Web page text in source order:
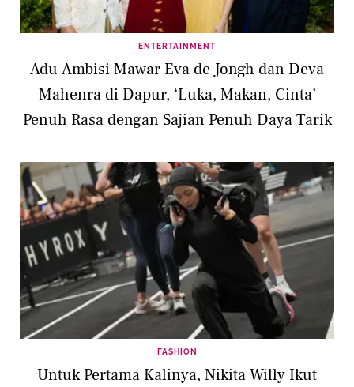
ENTERTAINMENT
Adu Ambisi Mawar Eva de Jongh dan Deva
Mahenra di Dapur, ‘Luka, Makan, Cinta’
Penuh Rasa dengan Sajian Penuh Daya Tarik
FASHION
Untuk Pertama Kalinya, Nikita Willy Ikut